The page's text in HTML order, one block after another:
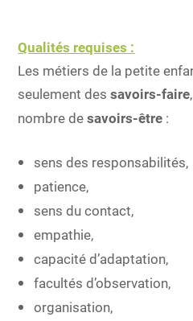
Qualités requises :
Les métiers de la petite
seulement dessavoirs-faire
nombre desavoirs-être :
sens des responsabilités,
patience,
sens du contact,
empathie,
capacité d’adaptation,
facultés d’observation,
organisation,